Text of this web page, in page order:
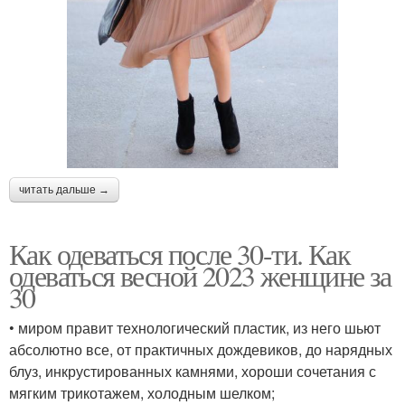
читать дальше →
Как одеваться после 30-ти. Как
одеваться весной 2023 женщине за
30
• миром правит технологический пластик, из него шьют
абсолютно все, от практичных дождевиков, до нарядных
блуз, инкрустированных камнями, хороши сочетания с
мягким трикотажем, холодным шелком;